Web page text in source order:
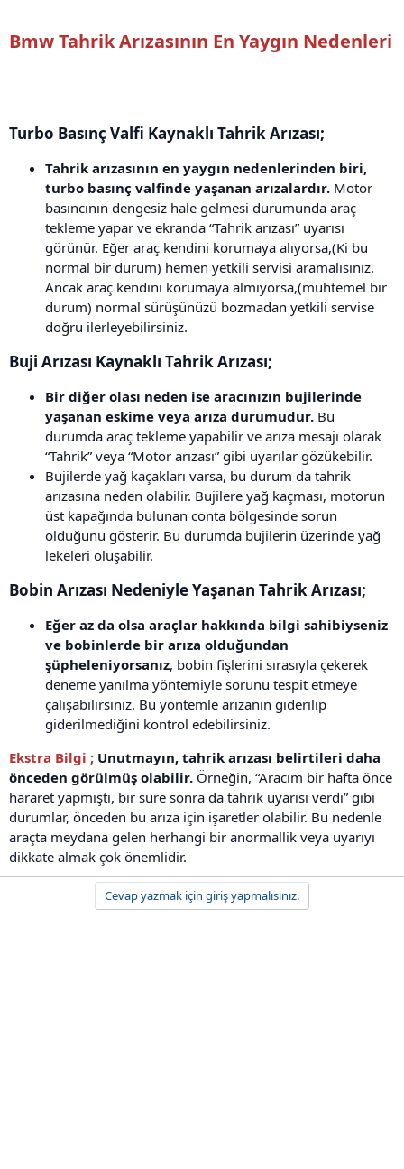
Bmw Tahrik Arızasının En Yaygın Nedenleri
Turbo Basınç Valfi Kaynaklı Tahrik Arızası;
Tahrik arızasının en yaygın nedenlerinden biri,
turbo basınç valfinde yaşanan arızalardır. Motor
basıncının dengesiz hale gelmesi durumunda araç
tekleme yapar ve ekranda “Tahrik arızası” uyarısı
görünür. Eğer araç kendini korumaya alıyorsa,(Ki bu
normal bir durum) hemen yetkili servisi aramalısınız.
Ancak araç kendini korumaya almıyorsa,(muhtemel bir
durum) normal sürüşünüzü bozmadan yetkili servise
doğru ilerleyebilirsiniz.
Buji Arızası Kaynaklı Tahrik Arızası;
Bir diğer olası neden ise aracınızın bujilerinde
yaşanan eskime veya arıza durumudur. Bu
durumda araç tekleme yapabilir ve arıza mesajı olarak
“Tahrik” veya “Motor arızası” gibi uyarılar gözükebilir.
Bujilerde yağ kaçakları varsa, bu durum da tahrik
arızasına neden olabilir. Bujilere yağ kaçması, motorun
üst kapağında bulunan conta bölgesinde sorun
olduğunu gösterir. Bu durumda bujilerin üzerinde yağ
lekeleri oluşabilir.
Bobin Arızası Nedeniyle Yaşanan Tahrik Arızası;
Eğer az da olsa araçlar hakkında bilgi sahibiyseniz
ve bobinlerde bir arıza olduğundan
şüpheleniyorsanız, bobin fişlerini sırasıyla çekerek
deneme yanılma yöntemiyle sorunu tespit etmeye
çalışabilirsiniz. Bu yöntemle arızanın giderilip
giderilmediğini kontrol edebilirsiniz.
Ekstra Bilgi ; Unutmayın, tahrik arızası belirtileri daha
önceden görülmüş olabilir. Örneğin, “Aracım bir hafta önce
hararet yapmıştı, bir süre sonra da tahrik uyarısı verdi” gibi
durumlar, önceden bu arıza için işaretler olabilir. Bu nedenle
araçta meydana gelen herhangi bir anormallik veya uyarıyı
dikkate almak çok önemlidir.
Cevap yazmak için giriş yapmalısınız.